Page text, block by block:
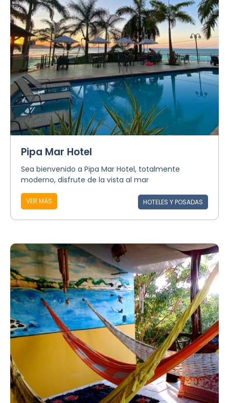
Pipa Mar Hotel
Sea bienvenido a Pipa Mar Hotel, totalmente
moderno, disfrute de la vista al mar
VER MÁS HOTELES Y POSADAS